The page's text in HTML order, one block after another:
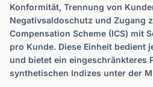
Konformität, Trennung von
Negativsaldoschutz und Zugang
Compensation Scheme (ICS) mit
pro Kunde. Diese Einheit bedient
und bietet ein eingeschränkteres
synthetischen Indizes unter der